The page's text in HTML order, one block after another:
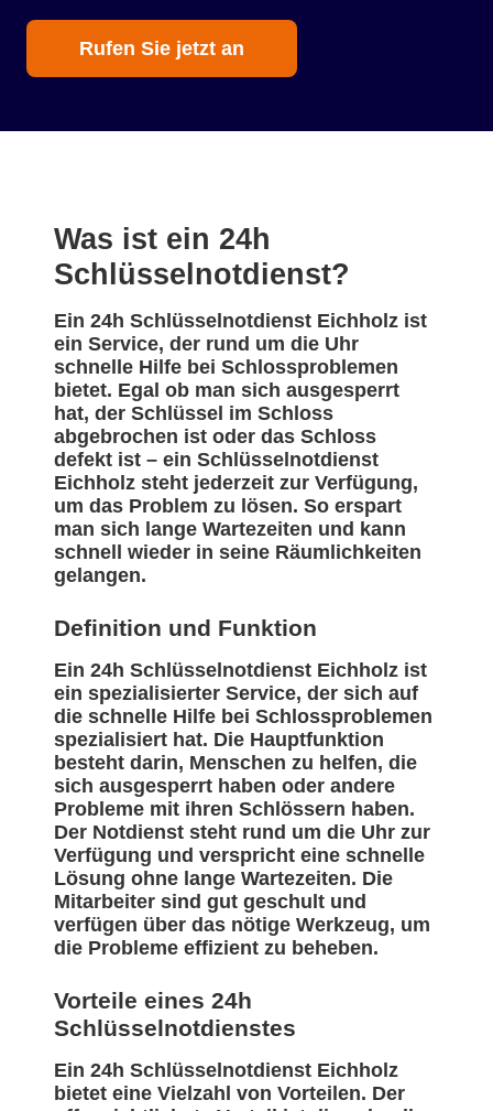
Rufen Sie jetzt an
Was ist ein 24h
Schlüsselnotdienst?
Ein 24h Schlüsselnotdienst Eichholz ist
ein Service, der rund um die Uhr
schnelle Hilfe bei Schlossproblemen
bietet. Egal ob man sich ausgesperrt
hat, der Schlüssel im Schloss
abgebrochen ist oder das Schloss
defekt ist – ein Schlüsselnotdienst
Eichholz steht jederzeit zur Verfügung,
um das Problem zu lösen. So erspart
man sich lange Wartezeiten und kann
schnell wieder in seine Räumlichkeiten
gelangen.
Definition und Funktion
Ein 24h Schlüsselnotdienst Eichholz ist
ein spezialisierter Service, der sich auf
die schnelle Hilfe bei Schlossproblemen
spezialisiert hat. Die Hauptfunktion
besteht darin, Menschen zu helfen, die
sich ausgesperrt haben oder andere
Probleme mit ihren Schlössern haben.
Der Notdienst steht rund um die Uhr zur
Verfügung und verspricht eine schnelle
Lösung ohne lange Wartezeiten. Die
Mitarbeiter sind gut geschult und
verfügen über das nötige Werkzeug, um
die Probleme effizient zu beheben.
Vorteile eines 24h
Schlüsselnotdienstes
Ein 24h Schlüsselnotdienst Eichholz
bietet eine Vielzahl von Vorteilen. Der